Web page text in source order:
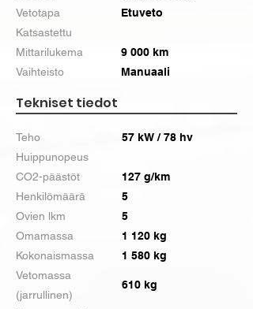
Vetotapa
Etuveto
Katsastettu
Mittarilukema
9 000 km
Vaihteisto
Manuaali
Tekniset tiedot
Teho
Huippunopeus
CO2-päästöt
Henkilömäärä
Ovien lkm
Omamassa
Kokonaismassa
Vetomassa
(jarrullinen)
57 kW / 78 hv
127 g/km
5
5
1 120 kg
1 580 kg
610 kg